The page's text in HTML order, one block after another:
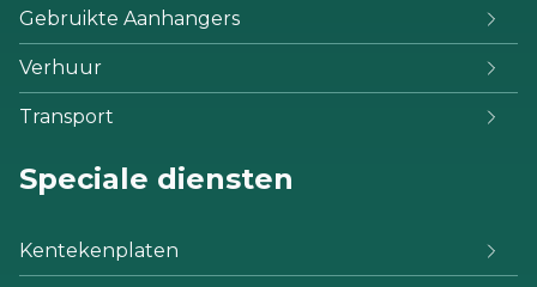
Gebruikte Aanhangers
Verhuur
Transport
Speciale diensten
Kentekenplaten